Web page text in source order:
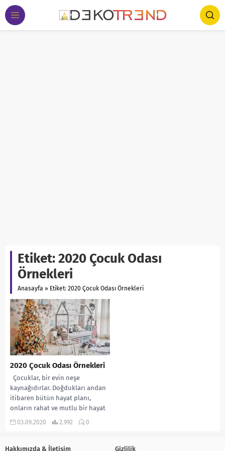
Etiket:2020 Çocuk Odası
Örnekleri
Anasayfa » Etiket: 2020 Çocuk Odası Örnekleri
2020 Çocuk Odası Örnekleri
Çocuklar, bir evin neşe
kaynağıdırlar. Doğdukları andan
itibaren bütün hayat planı,
onların rahat ve mutlu bir hayat
sürmesi içindir....
03.09.2020 2.992 0
Hakkımızda & İletişim Gizlilik